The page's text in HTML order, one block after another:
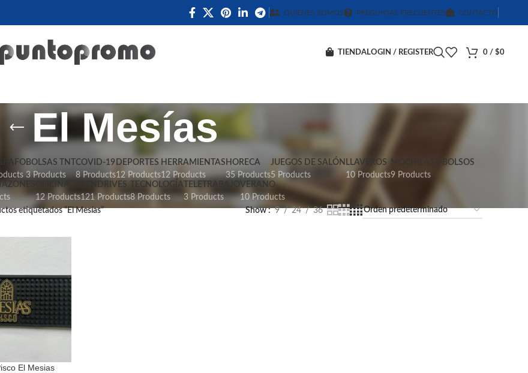
QUIENES SOMOS PREGUNTAS FRECUENTES CONTACTO
TIENDA LOGIN / REGISTER 0 / $0
El Mesías
BOLSAS TNT
3 Products
COVID-19
8 Products
DEPORTES
12 Products
HERRAMIENTAS
12 Products
HORECA
35 Products
JUEGOS DE SALÓN
5 Products
LLAVEROS
10 Products
MOCHILAS Y BOLSOS
9 Products
OFICINA
12 Products
PENDRIVES
121 Products
TECNOLOGÍA
8 Products
TELETRABAJO
3 Products
VERANO
10 Products
etiquetados “El Mesías” Show 9 24 36
El Mesias